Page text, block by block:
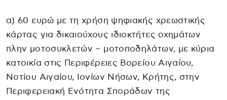
α) 60 ευρώ με τη χρήση ψηφιακής χρεωστικής
κάρτας για δικαιούχους ιδιοκτήτες οχημάτων
πλην μοτοσυκλετών – μοτοποδηλάτων, με κύρια
κατοικία στις Περιφέρειες Βορείου Αιγαίου,
Νοτίου Αιγαίου, Ιονίων Νήσων, Κρήτης, στην
Περιφερειακή Ενότητα Σποράδων της